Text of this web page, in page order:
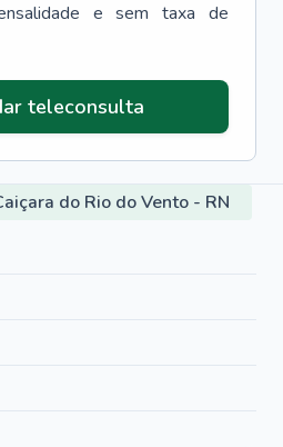
e sem taxa de
teleconsulta
do Rio do Vento - RN